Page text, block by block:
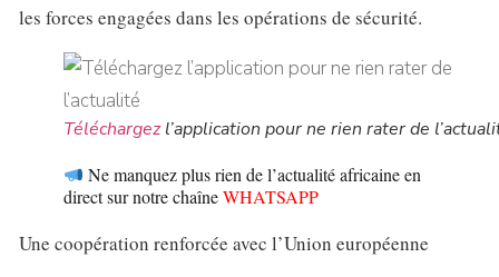
les forces engagées dans les opérations de sécurité.
Téléchargezl’application pour ne rien rater de
Ne manquez plus rien de l’actualité africaine en
direct sur notre chaîneWHATSAPP
Une coopération renforcée avec l’Union européenne